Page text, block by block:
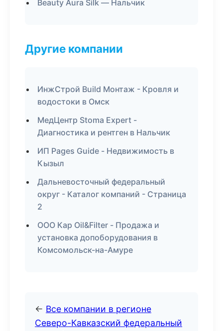
Beauty Aura Silk — Нальчик
Другие компании
ИнжСтрой Build Монтаж - Кровля и
водостоки в Омск
МедЦентр Stoma Expert -
Диагностика и рентген в Нальчик
ИП Pages Guide - Недвижимость в
Кызыл
Дальневосточный федеральный
округ - Каталог компаний - Страница
2
ООО Кар Oil&Filter - Продажа и
установка допоборудования в
Комсомольск-на-Амуре
← Все компании в регионе
Северо-Кавказский федеральный